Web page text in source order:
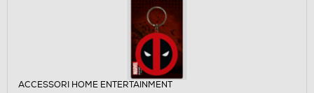
ACCESSORI HOME ENTERTAINMENT